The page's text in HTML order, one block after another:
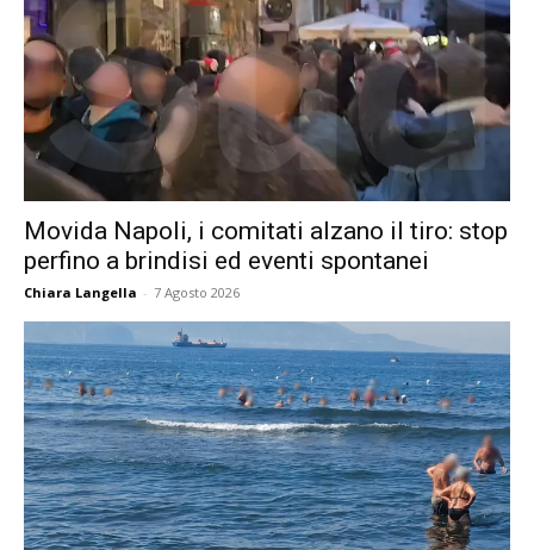
Movida Napoli, i comitati alzano il tiro: stop
perfino a brindisi ed eventi spontanei
Chiara Langella - 7 Agosto 2026